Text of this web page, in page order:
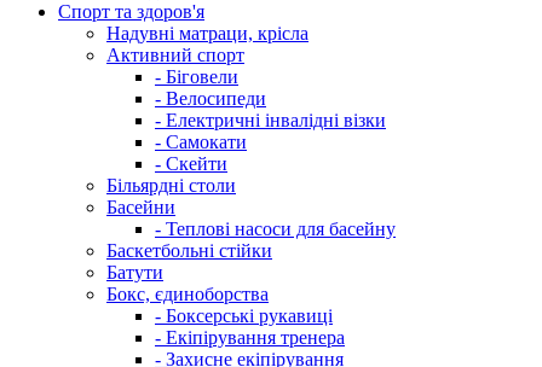
Спорт та здоров'я
Надувні матраци, крісла
Активний спорт
- Біговели
- Велосипеди
- Електричні інвалідні візки
- Самокати
- Скейти
Більярдні столи
Басейни
- Теплові насоси для басейну
Баскетбольні стійки
Батути
Бокс, єдиноборства
- Боксерські рукавиці
- Екіпірування тренера
- Захисне екіпірування